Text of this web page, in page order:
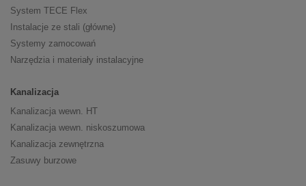
System TECE Flex
Instalacje ze stali (główne)
Systemy zamocowań
Narzędzia i materiały instalacyjne
Kanalizacja
Kanalizacja wewn. HT
Kanalizacja wewn. niskoszumowa
Kanalizacja zewnętrzna
Zasuwy burzowe